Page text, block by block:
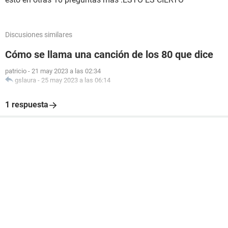
Discusiones similares
Cómo se llama una canción de los 80 que dice
patricio - 21 may 2023 a las 02:34
gslaura - 25 may 2023 a las 06:14
1 respuesta